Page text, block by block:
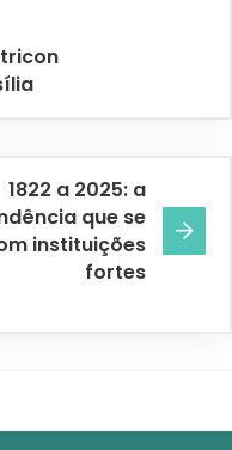
1822 a 2025: a
que se
instituições
fortes